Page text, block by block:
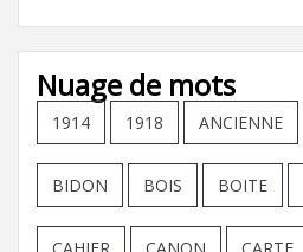
Nuage de mots
1914 1918 ANCIENNE
BIDON BOIS BOITE